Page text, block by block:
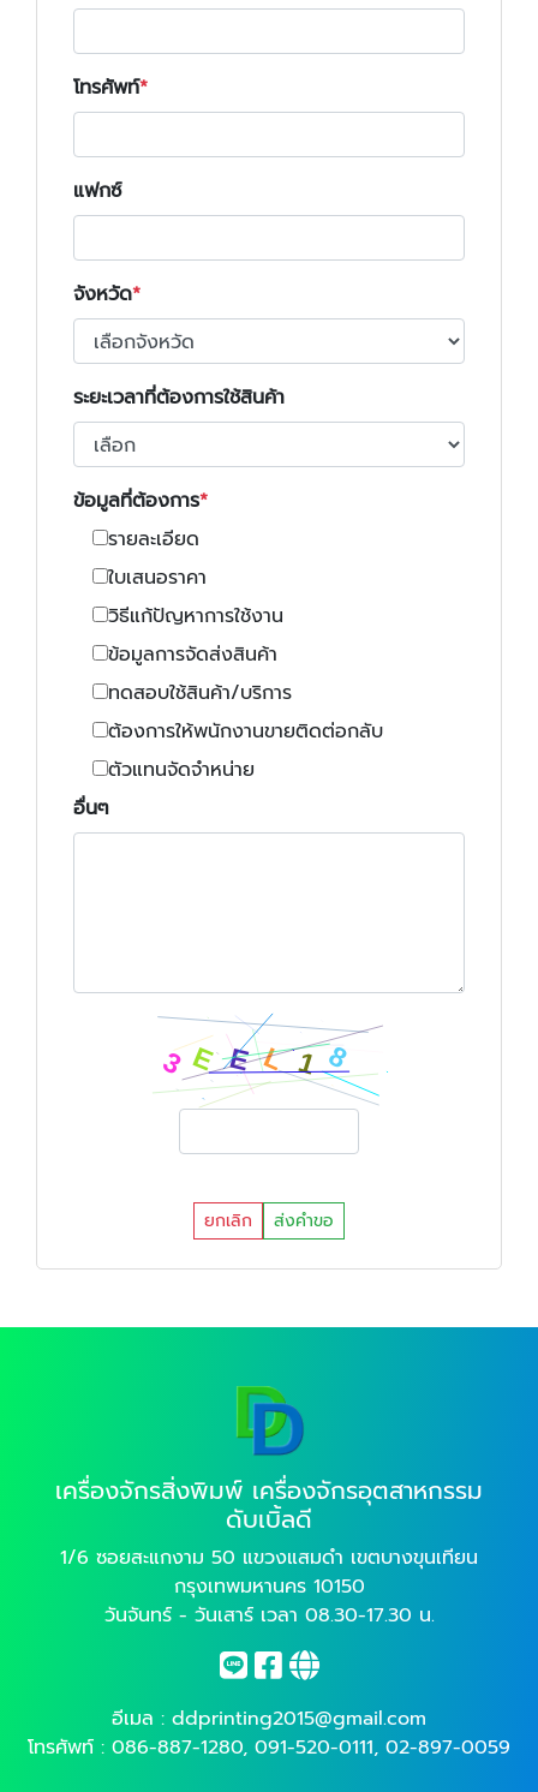
โทรศัพท์
แฟกซ์
จังหวัด
ระยะเวลาที่ต้องการใช้สินค้า
ข้อมูลที่ต้องการ
รายละเอียด
ใบเสนอราคา
วิธีแก้ปัญหาการใช้งาน
ข้อมูลการจัดส่งสินค้า
ทดสอบใช้สินค้า/บริการ
ต้องการให้พนักงานขายติดต่อกลับ
ตัวแทนจัดจำหน่าย
อื่นๆ
ยกเลิก ส่งคำขอ
เครื่องจักรสิ่งพิมพ์ เครื่องจักรอุตสาหกรรม
ดับเบิ้ลดี
1/6 ซอยสะแกงาม 50 แขวงแสมดำ เขตบางขุนเทียน
กรุงเทพมหานคร 10150
วันจันทร์ - วันเสาร์ เวลา 08.30-17.30 น.
อีเมล : ddprinting2015@gmail.com
โทรศัพท์ : 086-887-1280, 091-520-0111, 02-897-0059